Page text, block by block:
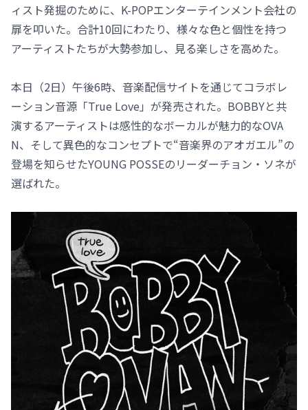
ィスト発掘のために、K-POPエンターテインメント会社の
扉を叩いた。合計10回にわたり、様々な色と個性を持つ
アーティストたちが大勢参加し、見る楽しさを高めた。
本日（2日）午後6時、音楽配信サイトを通じてコラボレ
ーション音源「True Love」が発売された。BOBBYと共
演するアーティストは感性的なボーカルが魅力的なOVA
N、そして異色的なコンセプトで“音楽界のアオガエル”の
登場を知らせたYOUNG POSSEのリーダーチョン・ソネが
選ばれた。